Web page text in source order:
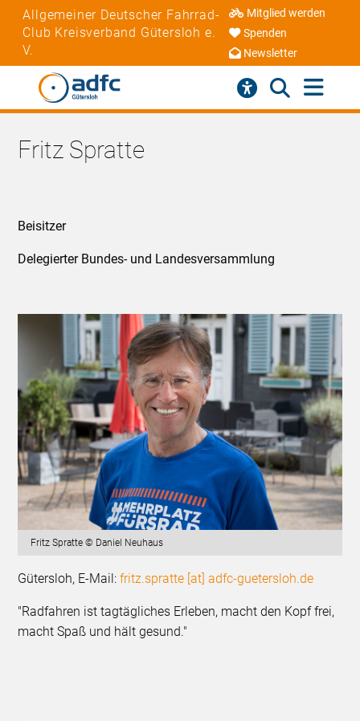
Allgemeiner Deutscher Fahrrad-
Club Kreisverband Gütersloh e.
V.
Mitglied werden
Spenden
Newsletter
Fritz Spratte
Beisitzer
Delegierter Bundes- und Landesversammlung
Fritz Spratte © Daniel Neuhaus
Gütersloh, E-Mail:fritz.spratte [at] adfc-guetersloh.de
"Radfahren ist tagtägliches Erleben, macht den Kopf frei,
macht Spaß und hält gesund."